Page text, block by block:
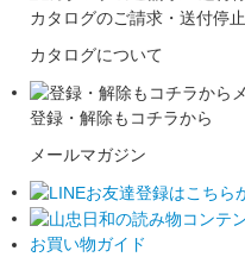
カタログのご請求・送付停止
カタログについて
登録・解除もコチラから
メールマガジン
お買い物ガイド